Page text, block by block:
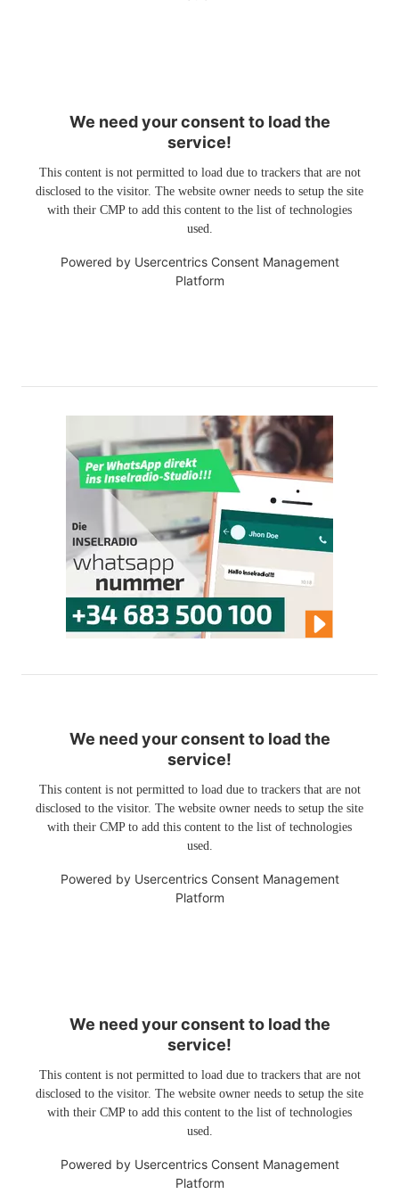
We need your consent to load the
service!
This content is not permitted to load due to trackers that are not
disclosed to the visitor. The website owner needs to setup the site
with their CMP to add this content to the list of technologies
used.
Powered by Usercentrics Consent Management
Platform
We need your consent to load the
service!
This content is not permitted to load due to trackers that are not
disclosed to the visitor. The website owner needs to setup the site
with their CMP to add this content to the list of technologies
used.
Powered by Usercentrics Consent Management
Platform
We need your consent to load the
service!
This content is not permitted to load due to trackers that are not
disclosed to the visitor. The website owner needs to setup the site
with their CMP to add this content to the list of technologies
used.
Powered by Usercentrics Consent Management
Platform